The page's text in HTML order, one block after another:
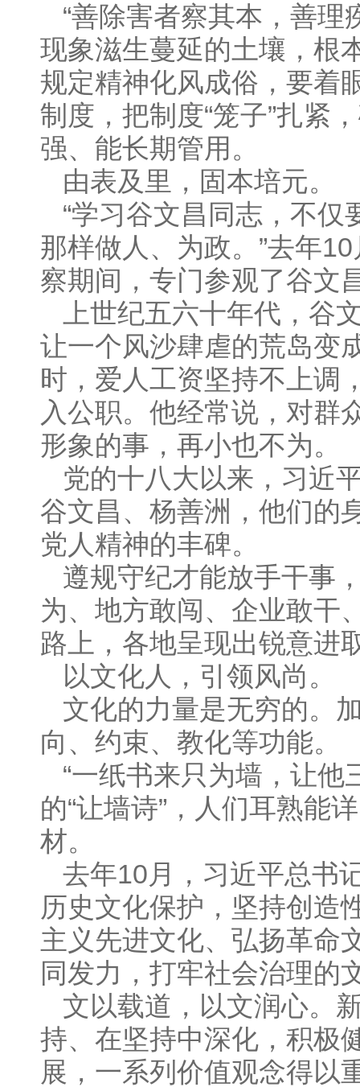
“善除害者察其本，善理
现象滋生蔓延的土壤，根
规定精神化风成俗，要着
制度，把制度“笼子”扎紧
强、能长期管用。
由表及里，固本培元。
“学习谷文昌同志，不
那样做人、为政。”去年
察期间，专门参观了谷文
上世纪五六十年代，谷
让一个风沙肆虐的荒岛变
时，爱人工资坚持不上调
入公职。他经常说，对群
形象的事，再小也不为。
党的十八大以来，习近
谷文昌、杨善洲，他们的
党人精神的丰碑。
遵规守纪才能放手干事
为、地方敢闯、企业敢干
路上，各地呈现出锐意进
以文化人，引领风尚。
文化的力量是无穷的。
向、约束、教化等功能。
“一纸书来只为墙，让他
的“让墙诗”，人们耳熟能
材。
去年10月，习近平总书
历史文化保护，坚持创造
主义先进文化、弘扬革命
同发力，打牢社会治理的
文以载道，以文润心。
持、在坚持中深化，积极
展，一系列价值观念得以